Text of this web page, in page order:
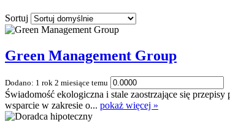
Sortuj
Green Management Group
Dodano: 1 rok 2 miesiące temu
Świadomość ekologiczna i stale zaostrzające się
wsparcie w zakresie o... pokaż więcej »